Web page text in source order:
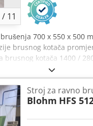
/ 11
700 x 550 x 500
brusnog kotača
kotača 1400 /
Stroj za ravno
Blohm HFS